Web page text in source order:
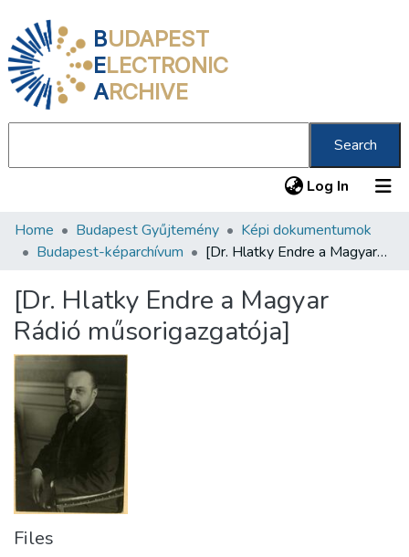
BUDAPEST
ELECTRONIC
ARCHIVE
Search
Log In (current)
Communities & Collections
Statistics
About us
Home Budapest Gyűjtemény
Képi dokumentumok
Budapest-képarchívum
[Dr. Hlatky Endre a Magyar Rádió műsorigazgatója]
[Dr. Hlatky Endre a Magyar
Rádió műsorigazgatója]
Files